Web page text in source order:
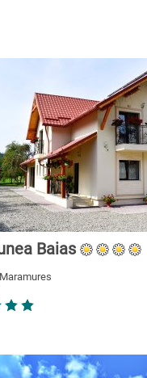
Baias